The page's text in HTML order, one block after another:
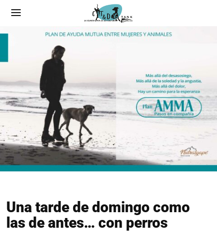
Una tarde de domingo como
las de antes… con perros